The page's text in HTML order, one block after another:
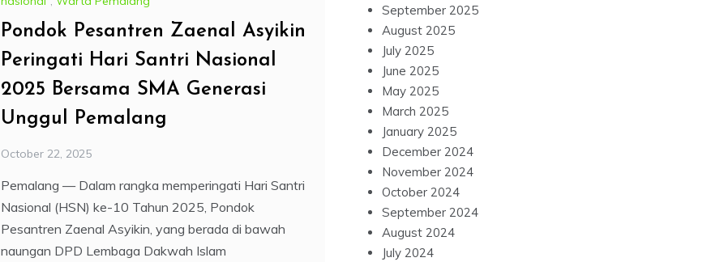
Pondok Pesantren Zaenal Asyikin
Peringati Hari Santri Nasional
2025 Bersama SMA Generasi
Unggul Pemalang
October 22, 2025
Pemalang — Dalam rangka memperingati Hari Santri
Nasional (HSN) ke-10 Tahun 2025, Pondok
Pesantren Zaenal Asyikin, yang berada di bawah
naungan DPD Lembaga Dakwah Islam
September 2025
August 2025
July 2025
June 2025
May 2025
March 2025
January 2025
December 2024
November 2024
October 2024
September 2024
August 2024
July 2024